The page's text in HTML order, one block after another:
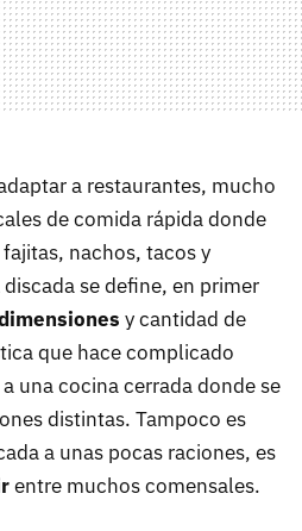
a restaurantes, mucho
de comida rápida donde
nachos, tacos y
se define, en primer
y cantidad de
que hace complicado
una cocina cerrada donde se
distintas. Tampoco es
a unas pocas raciones, es
entre muchos comensales.